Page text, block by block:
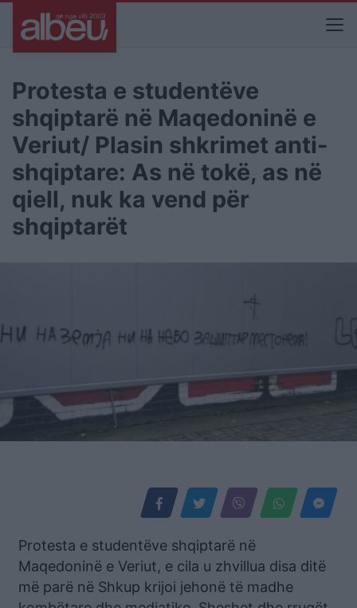
Protesta e studentëve
shqiptarë në Maqedoninë e
Veriut/ Plasin shkrimet anti-
shqiptare: As në tokë, as në
qiell, nuk ka vend për
shqiptarët
Protesta e studentëve shqiptarë në
Maqedoninë e Veriut, e cila u zhvillua disa ditë
më parë në Shkup krijoi jehonë të madhe